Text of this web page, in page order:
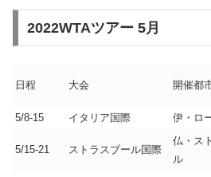
2022WTAツアー 5月
日程 大会 開催都
5/8-15
イタリア国際 伊・ロ
5/15-21 ストラスブール国際
仏・ス
ル